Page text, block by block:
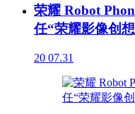
荣耀 Robot
任“荣耀影像创
20 07.31